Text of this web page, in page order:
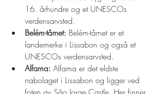
16. århundre og et UNESCOs
verdensarvsted.
Belém-tårnet: Belém-tårnet er et
landemerke i Lissabon og også et
UNESCOs verdensarvsted.
Alfama: Alfama er det eldste
nabolaget i Lissabon og ligger ved